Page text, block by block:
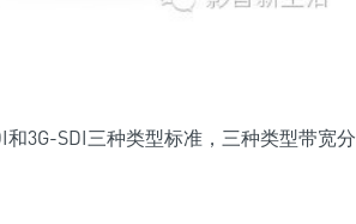
3G-SDI三种类型标准，三种类型带宽分